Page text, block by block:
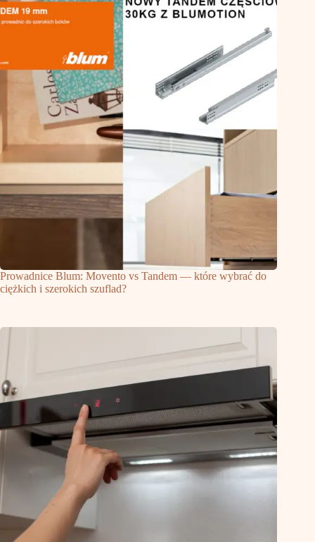
Prowadnice Blum: Movento vs Tandem — które wybrać do
ciężkich i szerokich szuflad?